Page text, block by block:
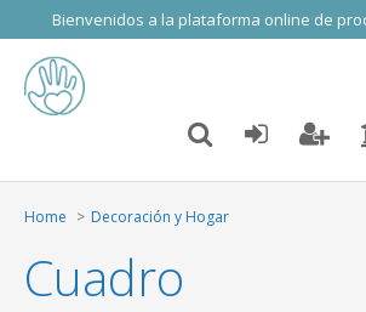
Bienvenidos a la plataforma online de
Home Decoración y Hogar
Cuadro